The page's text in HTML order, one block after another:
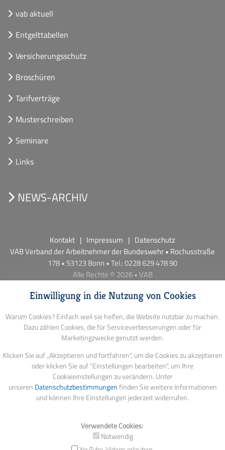
Einwilligung in die Nutzung von Cookies
Warum Cookies? Einfach weil sie helfen, die Website nutzbar zu machen.
Dazu zählen Cookies, die für Serviceverbesserungen oder für
Marketingzwecke genutzt werden.
Klicken Sie auf „Akzeptieren und fortfahren", um die Cookies zu akzeptieren
oder klicken Sie auf "Einstellungen bearbeiten", um Ihre
Cookieeinstellungen zu verändern. Unter
unseren Datenschutzbestimmungenfinden Sie weitere Informationen
und können Ihre Einstellungen jederzeit widerrufen.
Verwendete Cookies:
Notwendig
vab aktuell
Entgelttabellen
Versicherungsschutz
Broschüren
Tarifverträge
Musterschreiben
Seminare
Links
NEWS-ARCHIV
Kontakt Impressum
Datenschutz
VAB Verband der Arbeitnehmer der Bundeswehr • Rochusstraße
178 • 53123 Bonn • Tel.: 0228 629 478 90
Alle Rechte © 2026 • VAB